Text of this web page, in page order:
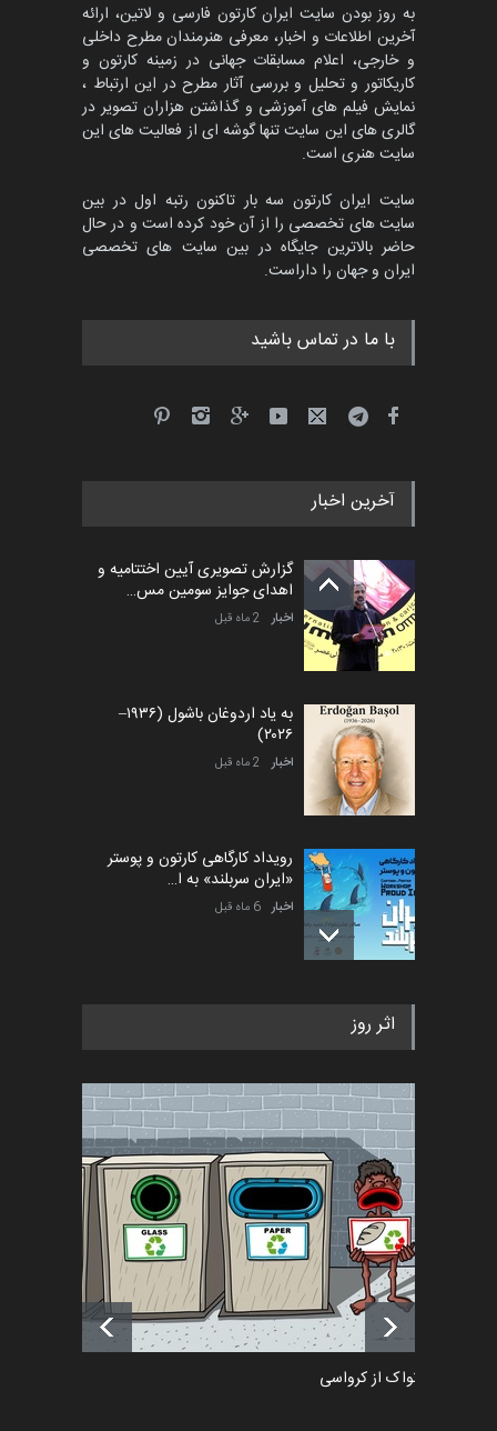
به روز بودن سایت ایران کارتون فارسی و لاتین، ارائه
آخرین اطلاعات و اخبار، معرفی هنرمندان مطرح داخلی
و خارجی، اعلام مسابقات جهانی در زمینه کارتون و
کاریکاتور و تحلیل و بررسی آثار مطرح در این ارتباط ،
نمایش فیلم های آموزشی و گذاشتن هزاران تصویر در
گالری های این سایت تنها گوشه ای از فعالیت های این
سایت هنری است.
سایت ایران کارتون سه بار تاکنون رتبه اول در بین
سایت های تخصصی را از آن خود کرده است و در حال
حاضر بالاترین جایگاه در بین سایت های تخصصی
ایران و جهان را داراست.
با ما در تماس باشید
آخرین اخبار
گزارش تصویری آیین اختتامیه و
اهدای جوایز سومین مس…
اخبار 2 ماه قبل
به یاد اردوغان باشول (۱۹۳۶–
۲۰۲۶)
اخبار 2 ماه قبل
رویداد کارگاهی کارتون و پوستر
«ایران سربلند» به ا…
اخبار 6 ماه قبل
فراخوان رویداد کارگاهی کارتون و
اخبار 6 ماه قبل
تسلیت به همکار | سهراب خیری
اخبار 6 ماه قبل
آغاز دوره‌های تخصصی فصل
تابستان 1405 خانه کاریکات…
اخبار حدود یک ماه قبل
اثر روز
دمیر نواک از کرواسی